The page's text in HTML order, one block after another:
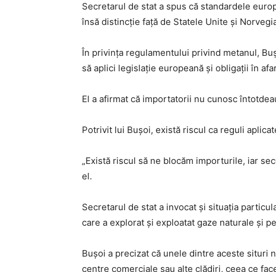
Secretarul de stat a spus că standardele
însă distincție față de Statele Unite și
În privința regulamentului privind metanul,
să aplici legislație europeană și obligații în
El a afirmat că importatorii nu cunosc
Potrivit lui Bușoi, există riscul ca reguli
„Există riscul să ne blocăm importurile, iar
el.
Secretarul de stat a invocat și situația
care a explorat și exploatat gaze naturale și
Bușoi a precizat că unele dintre aceste situri
centre comerciale sau alte clădiri, ceea ce